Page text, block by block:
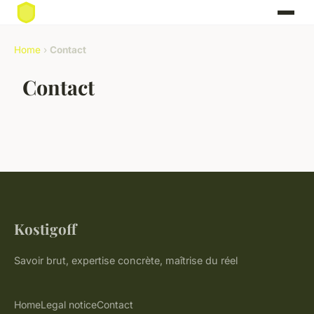
Home › Contact
Contact
Kostigoff
Savoir brut, expertise concrète, maîtrise du réel
HomeLegal noticeContact